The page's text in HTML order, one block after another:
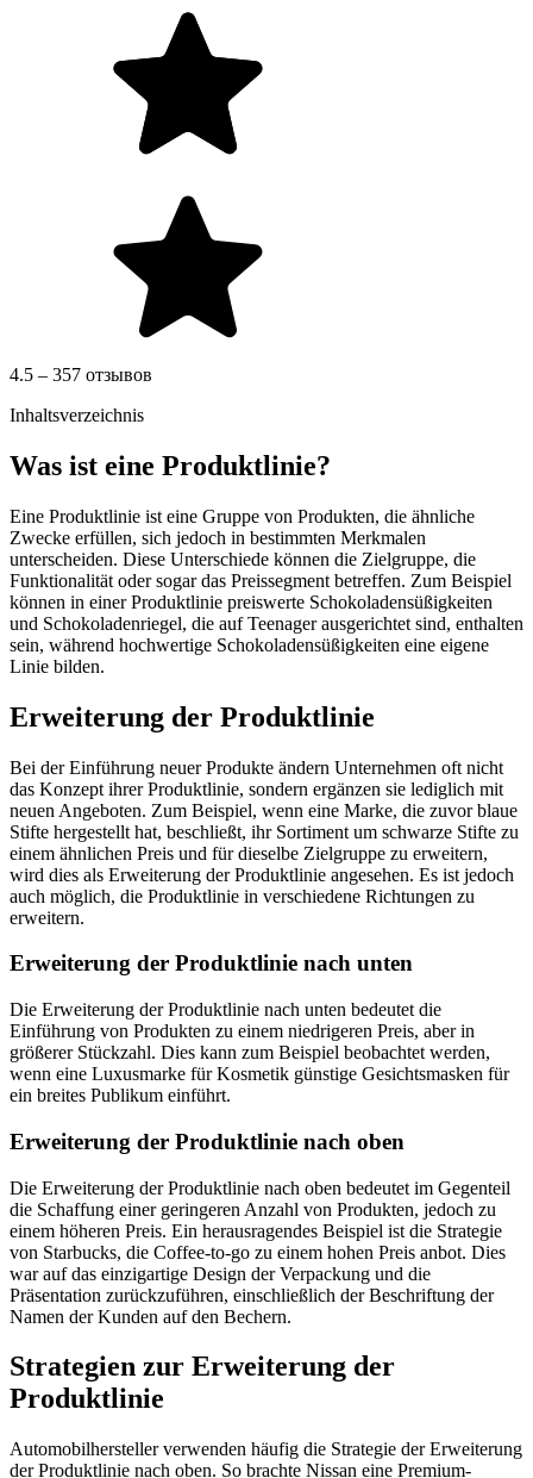
4.5 – 357 отзывов
Inhaltsverzeichnis
Was ist eine Produktlinie?
Eine Produktlinie ist eine Gruppe von Produkten, die ähnliche
Zwecke erfüllen, sich jedoch in bestimmten Merkmalen
unterscheiden. Diese Unterschiede können die Zielgruppe, die
Funktionalität oder sogar das Preissegment betreffen. Zum Beispiel
können in einer Produktlinie preiswerte Schokoladensüßigkeiten
und Schokoladenriegel, die auf Teenager ausgerichtet sind, enthalten
sein, während hochwertige Schokoladensüßigkeiten eine eigene
Linie bilden.
Erweiterung der Produktlinie
Bei der Einführung neuer Produkte ändern Unternehmen oft nicht
das Konzept ihrer Produktlinie, sondern ergänzen sie lediglich mit
neuen Angeboten. Zum Beispiel, wenn eine Marke, die zuvor blaue
Stifte hergestellt hat, beschließt, ihr Sortiment um schwarze Stifte zu
einem ähnlichen Preis und für dieselbe Zielgruppe zu erweitern,
wird dies als Erweiterung der Produktlinie angesehen. Es ist jedoch
auch möglich, die Produktlinie in verschiedene Richtungen zu
erweitern.
Erweiterung der Produktlinie nach unten
Die Erweiterung der Produktlinie nach unten bedeutet die
Einführung von Produkten zu einem niedrigeren Preis, aber in
größerer Stückzahl. Dies kann zum Beispiel beobachtet werden,
wenn eine Luxusmarke für Kosmetik günstige Gesichtsmasken für
ein breites Publikum einführt.
Erweiterung der Produktlinie nach oben
Die Erweiterung der Produktlinie nach oben bedeutet im Gegenteil
die Schaffung einer geringeren Anzahl von Produkten, jedoch zu
einem höheren Preis. Ein herausragendes Beispiel ist die Strategie
von Starbucks, die Coffee-to-go zu einem hohen Preis anbot. Dies
war auf das einzigartige Design der Verpackung und die
Präsentation zurückzuführen, einschließlich der Beschriftung der
Namen der Kunden auf den Bechern.
Strategien zur Erweiterung der
Produktlinie
Automobilhersteller verwenden häufig die Strategie der Erweiterung
der Produktlinie nach oben. So brachte Nissan eine Premium-